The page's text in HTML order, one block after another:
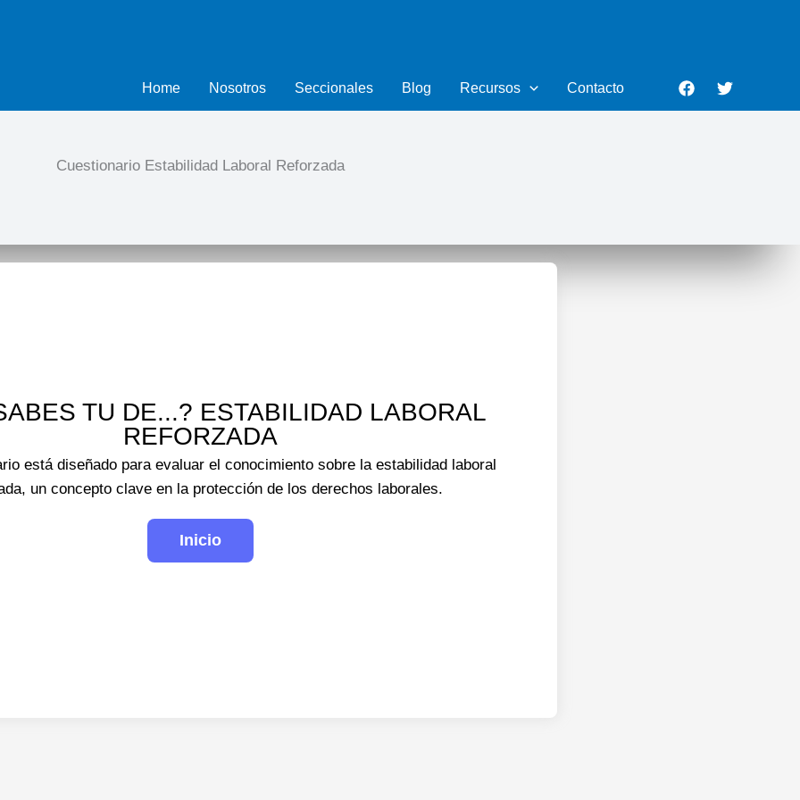
Home Nosotros Seccionales Blog Recursos Contacto
Cuestionario Estabilidad Laboral Reforzada
TU DE...? ESTABILIDAD LABORAL
REFORZADA
está diseñado para evaluar el conocimiento sobre la estabilidad laboral
un concepto clave en la protección de los derechos laborales.